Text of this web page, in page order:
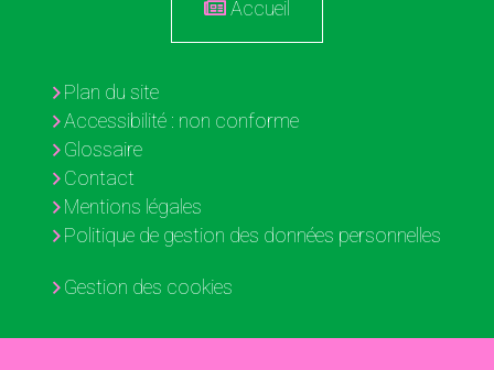
Accueil
Plan du site
Accessibilité : non conforme
Glossaire
Contact
Mentions légales
Politique de gestion des données personnelles
Gestion des cookies